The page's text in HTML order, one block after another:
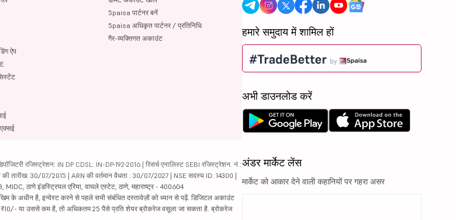
ऐप
5paisa पार्टनर बनें
5paisa अधिकृत पार्टनर / प्रतिनिधि
गैर-व्यक्तिगत अकाउंट
रजिस्ट्रेशन: IN DP CDSL: IN-DP-192-2016 | रिसर्च एनालिस्ट SEBI रजिस्ट्रेशन. नं.:
तारीख: 30/07/2015 | ARN की वर्तमान वैधता : 30/07/2027 | NSE सदस्य ID: 14300 |
ठाणे इंडस्ट्रियल एरिया, वाघले एस्टेट, ठाणे, महाराष्ट्र - 400604
के अधीन है, इन्वेस्ट करने से पहले सभी संबंधित दस्तावेज़ों को ध्यान से पढ़ें. डिजिटल अकाउंट
₹10/- या उससे कम है, तो अधिकतम 25 पैसे प्रति शेयर ब्रोकरेज वसूला जा सकता है. ब्रोकरेज
हमारे समुदाय में शामिल हों
अभी डाउनलोड करें
अंडर मार्केट लेंस
मार्केट को आकार देने वाली कहानियों पर गहरा असर